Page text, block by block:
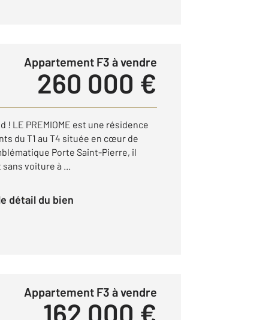
Appartement F3 à vendre
260 000 €
! LE PREMIOME est une résidence
du T1 au T4 située en cœur de
Porte Saint-Pierre, il
voiture à ...
le détail du bien
Appartement F3 à vendre
162 000 €